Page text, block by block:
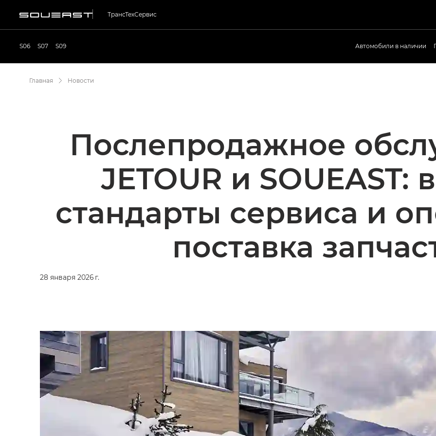
ТрансТехСервис
S06 S07 S09 Автомобили в наличии
Главная Новости
Послепродажное
JETOUR и SOUEAST:
стандарты сервиса и
поставка
28 января 2026 г.